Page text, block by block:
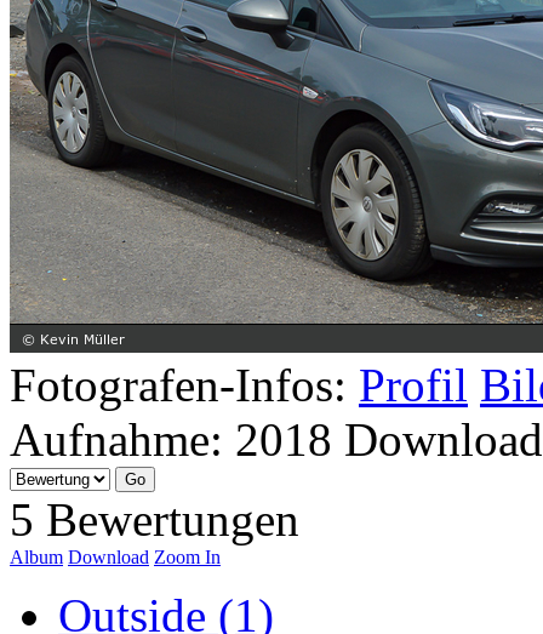
Fotografen-Infos: Profil
Aufnahme: 2018
5 Bewertungen
Album Download Zoom In
Outside (1)